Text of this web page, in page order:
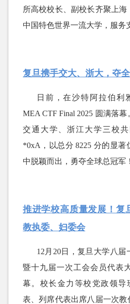
所高校校长、副校长齐聚上
中国特色世界一流大学，服务
复旦携手交大、浙大，夺
日前，在沙特阿拉伯利
MEA CTF Final 2025 圆满落
交通大学、浙江大学三校
*0xA，以总分 8225 分的显著
中脱颖而出，勇夺全球总冠军！
推进学校高质量发展！复
教执委、妇委会
12月20日，复旦大学八届
暨十九届一次工会会员代表
幕。校长金力等校党政领导
表、列席代表出席八届一次教